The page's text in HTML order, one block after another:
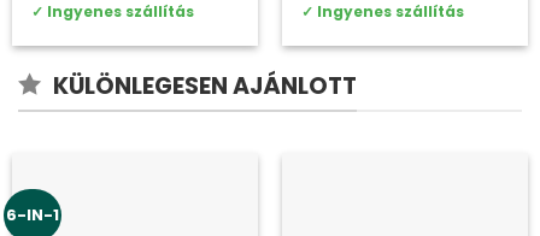
✓ Ingyenes szállítás ✓ Ingyenes szállítás
KÜLÖNLEGESEN AJÁNLOTT
6-IN-1